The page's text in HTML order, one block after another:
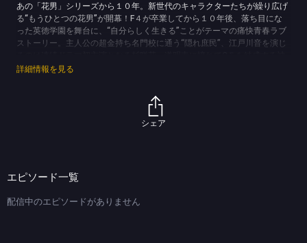
あの「花男」シリーズから１０年。新世代のキャラクターたちが繰り広げ
る“もうひとつの花男”が開幕！F４が卒業してから１０年後、落ち目にな
った英徳学園を舞台に、“自分らしく生きる”ことがテーマの痛快青春ラブ
ストーリー。主人公の超金持ち名門校に通う“隠れ庶民”、江戸川音を演じ
楽木晴には、平野紫耀。英徳学園のライバル校で生徒会長を務める馳天馬
詳細情報を見る
シェア
エピソード一覧
配信中のエピソードがありません